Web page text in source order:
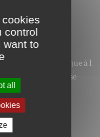
mandat ou
le cas.
courrier électronique à l
un délai de réponse
control
want to
all